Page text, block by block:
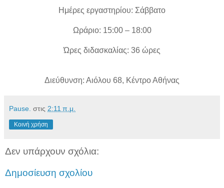
Ημέρες εργαστηρίου: Σάββατο
Ωράριο: 15:00 – 18:00
Ώρες διδασκαλίας: 36 ώρες
Διεύθυνση: Αιόλου 68, Κέντρο Αθήνας
Pause. στις 2:11 π.μ.
Κοινή χρήση
Δεν υπάρχουν σχόλια:
Δημοσίευση σχολίου